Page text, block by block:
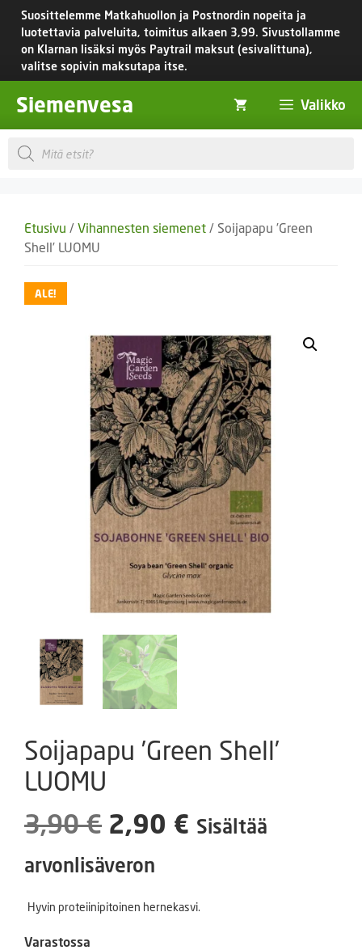
Siirry
sisältöön
Suosittelemme Matkahuollon ja Postnordin nopeita ja
luotettavia palveluita, toimitus alkaen 3,99. Sivustollamme
on Klarnan lisäksi myös Paytrail maksut (esivalittuna),
valitse sopivin maksutapa itse.
Siemenvesa Valikko
Products
search
Etusivu / Vihannesten siemenet / Soijapapu ’Green
Shell’ LUOMU
ALE!
Soijapapu ’Green Shell’
LUOMU
3,90€ Alkuperäinen
hinta
oli:
2,90 € Nykyinen
on:
Sisältää
arvonlisäveron
Hyvin proteiinipitoinen hernekasvi.
Varastossa